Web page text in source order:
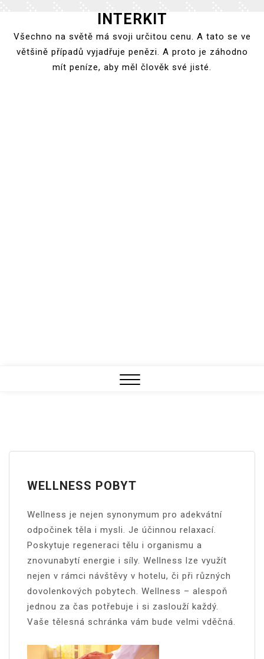
content
INTERKIT
Všechno na světě má svoji určitou cenu. A tato se ve
většině případů vyjadřuje penězi. A proto je záhodno
mít peníze, aby měl člověk své jisté.
WELLNESS POBYT
Wellness je nejen synonymum pro adekvátní
odpočinek těla i mysli. Je účinnou relaxací.
Poskytuje regeneraci tělu i organismu a
znovunabytí energie i síly. Wellness lze využít
nejen v rámci návštěvy v hotelu, či při různých
dovolenkových pobytech. Wellness – alespoň
jednou za čas potřebuje i si zaslouží každý.
Vaše tělesná schránka vám bude velmi vděčná.